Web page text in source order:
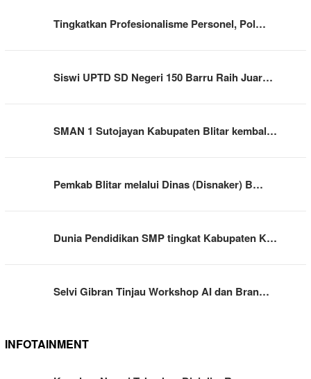
Tingkatkan Profesionalisme Personel, Pol…
Siswi UPTD SD Negeri 150 Barru Raih Juar…
SMAN 1 Sutojayan Kabupaten Blitar kembal…
Pemkab Blitar melalui Dinas (Disnaker) B…
Dunia Pendidikan SMP tingkat Kabupaten K…
Selvi Gibran Tinjau Workshop AI dan Bran…
INFOTAINMENT